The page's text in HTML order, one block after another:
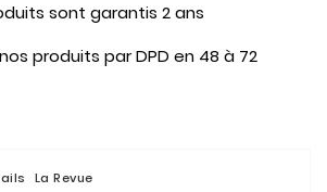
sont garantis 2 ans
produits par DPD en 48 à 72
La Revue